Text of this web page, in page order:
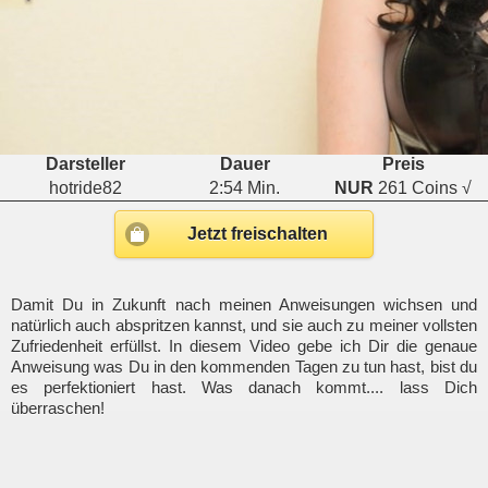
Darsteller Dauer
Preis
hotride82
2:54 Min. NUR 261 Coins √
Jetzt freischalten
Damit Du in Zukunft nach meinen Anweisungen wichsen und
natürlich auch abspritzen kannst, und sie auch zu meiner vollsten
Zufriedenheit erfüllst. In diesem Video gebe ich Dir die genaue
Anweisung was Du in den kommenden Tagen zu tun hast, bist du
es perfektioniert hast. Was danach kommt.... lass Dich
überraschen!